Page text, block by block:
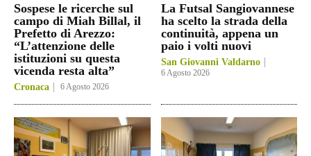
Sospese le ricerche sul
campo di Miah Billal, il
Prefetto di Arezzo:
“L’attenzione delle
istituzioni su questa
vicenda resta alta”
Cronaca 6 Agosto 2026
La Futsal Sangiovannese
ha scelto la strada della
continuità, appena un
paio i volti nuovi
San Giovanni Valdarno
6 Agosto 2026